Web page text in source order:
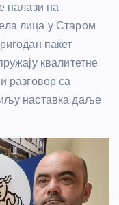
налази на
лица у Старом
пакет
квалитетне
разговор са
наставка даље